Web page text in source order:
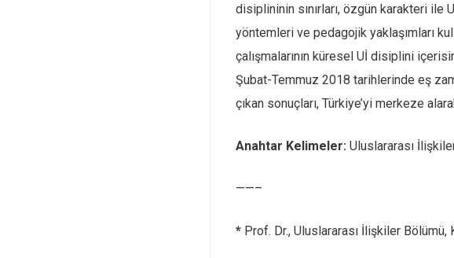
disiplininin sınırları, özgün karakteri ile
yöntemleri ve pedagojik yaklaşımları
çalışmalarının küresel Uİ disiplini
Şubat-Temmuz 2018 tarihlerinde eş
çıkan sonuçları, Türkiye’yi merkeze
Anahtar Kelimeler: Uluslararası
——–
* Prof. Dr., Uluslararası İlişkiler